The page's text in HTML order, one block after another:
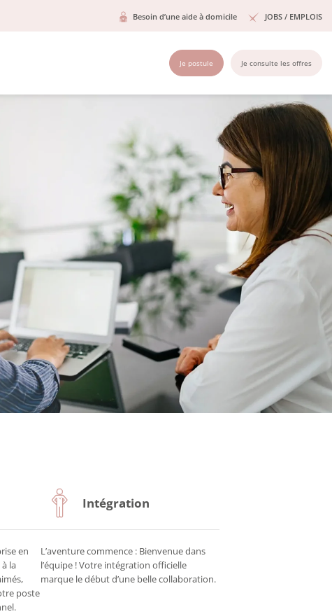
Besoin d’une aide à domicile JOBS / EMPLOIS
Je postule Je consulte les offres
en
la
poste
Intégration
L’aventure commence : Bienvenue dans
l’équipe ! Votre intégration officielle
marque le début d’une belle collaboration.